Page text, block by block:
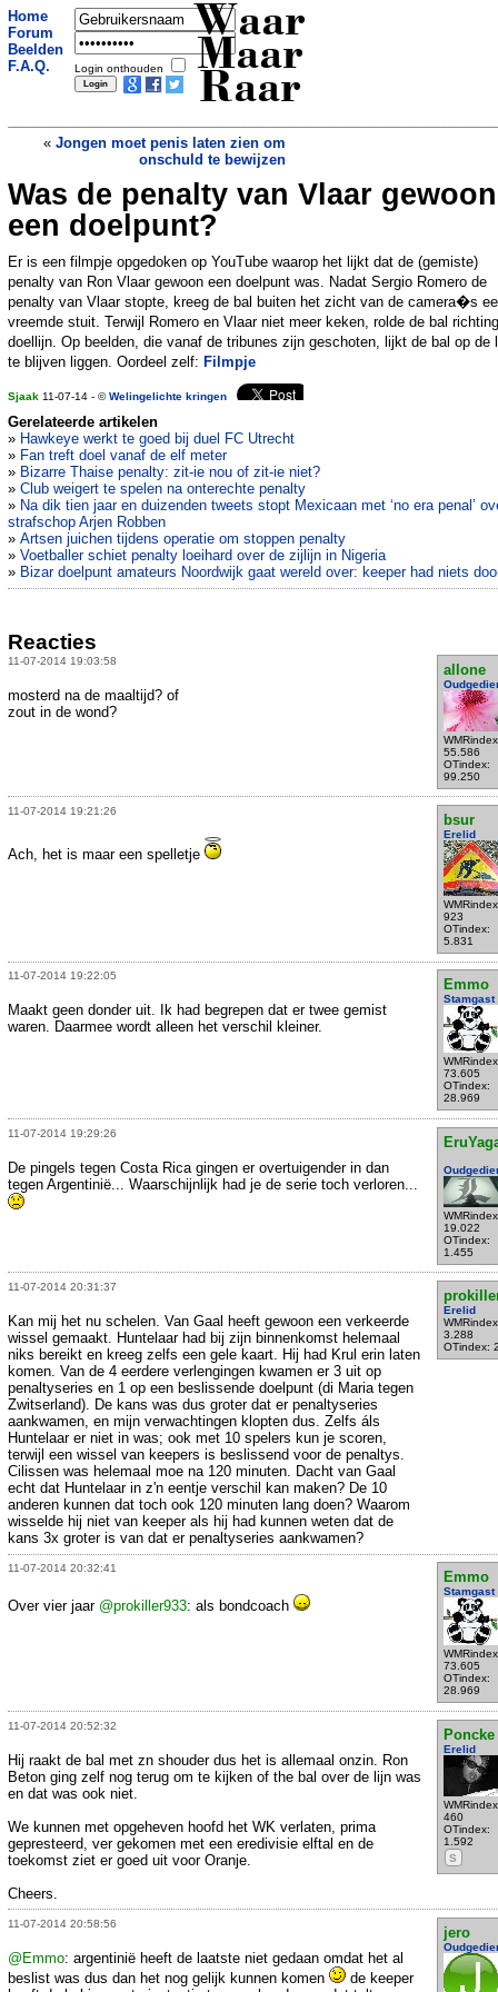
Home
Forum
Beelden
F.A.Q.
Login onthouden
Waar
Maar
Raar
« Jongen moet penis laten zien om
onschuld te bewijzen
Waar zijn de werkende snelladers? »
Was de penalty van Vlaar gewoon
een doelpunt?
Er is een filmpje opgedoken op YouTube waarop het lijkt dat de (gemiste)
penalty van Ron Vlaar gewoon een doelpunt was. Nadat Sergio Romero de
penalty van Vlaar stopte, kreeg de bal buiten het zicht van de camera�s
vreemde stuit. Terwijl Romero en Vlaar niet meer keken, rolde de bal
doellijn. Op beelden, die vanaf de tribunes zijn geschoten, lijkt de bal op de
te blijven liggen. Oordeel zelf: Filmpje
Sjaak 11-07-14 - ©Welingelichte kringen
Gerelateerde artikelen
» Hawkeye werkt te goed bij duel FC Utrecht
» Fan treft doel vanaf de elf meter
» Bizarre Thaise penalty: zit-ie nou of zit-ie niet?
» Club weigert te spelen na onterechte penalty
» Na dik tien jaar en duizenden tweets stopt Mexicaan met ‘no era penal’
strafschop Arjen Robben
» Artsen juichen tijdens operatie om stoppen penalty
» Voetballer schiet penalty loeihard over de zijlijn in Nigeria
» Bizar doelpunt amateurs Noordwijk gaat wereld over: keeper had niets
Reacties
11-07-2014 19:03:58
allone
55.586
OTindex:
99.250
mosterd na de maaltijd? of
zout in de wond?
11-07-2014 19:21:26
bsur
Erelid
923
OTindex:
5.831
Ach, het is maar een spelletje
11-07-2014 19:22:05
Emmo
Stamgast
73.605
OTindex:
28.969
Maakt geen donder uit. Ik had begrepen dat er twee gemist
waren. Daarmee wordt alleen het verschil kleiner.
11-07-2014 19:29:26
19.022
OTindex:
1.455
De pingels tegen Costa Rica gingen er overtuigender in dan
tegen Argentinië... Waarschijnlijk had je de serie toch verloren...
11-07-2014 20:31:37
Erelid
3.288
OTindex:
Kan mij het nu schelen. Van Gaal heeft gewoon een verkeerde
wissel gemaakt. Huntelaar had bij zijn binnenkomst helemaal
niks bereikt en kreeg zelfs een gele kaart. Hij had Krul erin laten
komen. Van de 4 eerdere verlengingen kwamen er 3 uit op
penaltyseries en 1 op een beslissende doelpunt (di Maria tegen
Zwitserland). De kans was dus groter dat er penaltyseries
aankwamen, en mijn verwachtingen klopten dus. Zelfs áls
Huntelaar er niet in was; ook met 10 spelers kun je scoren,
terwijl een wissel van keepers is beslissend voor de penaltys.
Cilissen was helemaal moe na 120 minuten. Dacht van Gaal
echt dat Huntelaar in z'n eentje verschil kan maken? De 10
anderen kunnen dat toch ook 120 minuten lang doen? Waarom
wisselde hij niet van keeper als hij had kunnen weten dat de
kans 3x groter is van dat er penaltyseries aankwamen?
11-07-2014 20:32:41
Emmo
Stamgast
73.605
OTindex:
28.969
Over vier jaar @prokiller933: als bondcoach
11-07-2014 20:52:32
Poncke
Erelid
460
OTindex:
1.592
S
Hij raakt de bal met zn shouder dus het is allemaal onzin. Ron
Beton ging zelf nog terug om te kijken of the bal over de lijn was
en dat was ook niet.
We kunnen met opgeheven hoofd het WK verlaten, prima
gepresteerd, ver gekomen met een eredivisie elftal en de
toekomst ziet er goed uit voor Oranje.
Cheers.
11-07-2014 20:58:56
jero
@Emmo: argentinië heeft de laatste niet gedaan omdat het al
beslist was dus dan het nog gelijk kunnen komen
de keeper